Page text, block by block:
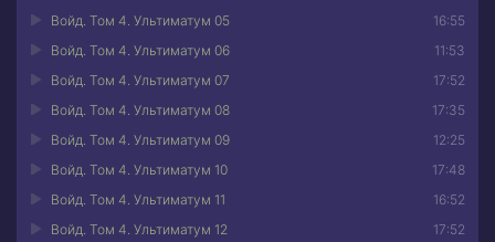
16:55
Войд. Том 4. Ультиматум 05
11:53
Войд. Том 4. Ультиматум 06
17:52
Войд. Том 4. Ультиматум 07
17:35
Войд. Том 4. Ультиматум 08
12:25
Войд. Том 4. Ультиматум 09
17:48
Войд. Том 4. Ультиматум 10
16:52
Войд. Том 4. Ультиматум 11
17:52
Войд. Том 4. Ультиматум 12